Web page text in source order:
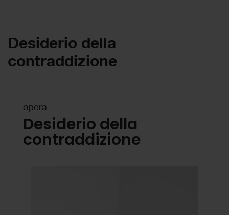
Desiderio della
contraddizione
opera
Desiderio della
contraddizione